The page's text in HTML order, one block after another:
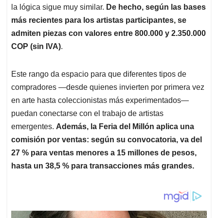
la lógica sigue muy similar. De hecho, según las bases
más recientes para los artistas participantes, se
admiten piezas con valores entre 800.000 y 2.350.000
COP (sin IVA).
Este rango da espacio para que diferentes tipos de
compradores —desde quienes invierten por primera vez
en arte hasta coleccionistas más experimentados—
puedan conectarse con el trabajo de artistas
emergentes. Además, la Feria del Millón aplica una
comisión por ventas: según su convocatoria, va del
27 % para ventas menores a 15 millones de pesos,
hasta un 38,5 % para transacciones más grandes.